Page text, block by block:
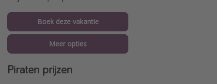
Boek deze vakantie
Meer opties
Piraten prijzen